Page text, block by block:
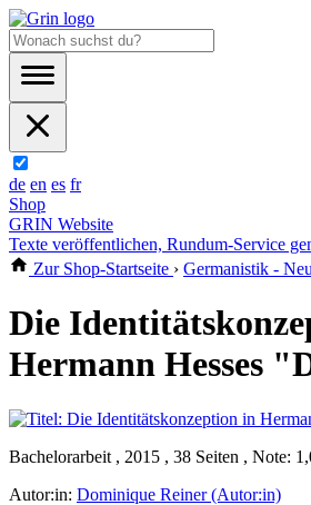
de en es fr
Shop
GRIN Website
Texte veröffentlichen, Rundum-Service
Zur Shop-Startseite › Germanistik -
Die
Hermann Hesses
Bachelorarbeit , 2015 , 38 Seiten , Note:
Autor:in: Dominique Reiner (Autor:in)